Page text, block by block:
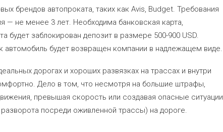
брендов автопроката, таких как Avis, Budget. Требования
— не менее 3 лет. Необходима банковская карта,
будет заблокирован депозит в размере 500-900 USD.
автомобиль будет возвращен компании в надлежащем виде.
дорогах и хороших развязках на трассах и внутри
Дело в том, что несмотря на большие штрафы,
превышая скорость или создавая опасные ситуации
посреди оживленной трассы) на дороге.